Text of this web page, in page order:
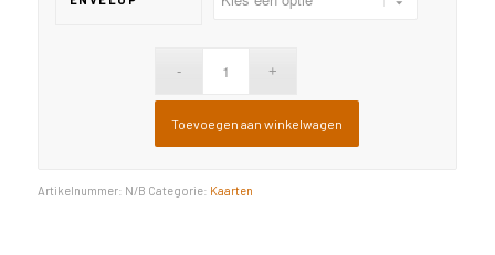
Toevoegen aan winkelwagen
Artikelnummer: N/B Categorie: Kaarten